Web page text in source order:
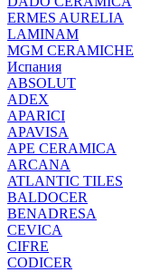
ERMES AURELIA
LAMINAM
MGM CERAMICHE
Испания
ABSOLUT
ADEX
APARICI
APAVISA
APE CERAMICA
ARCANA
ATLANTIC TILES
BALDOCER
BENADRESA
CEVICA
CIFRE
CODICER